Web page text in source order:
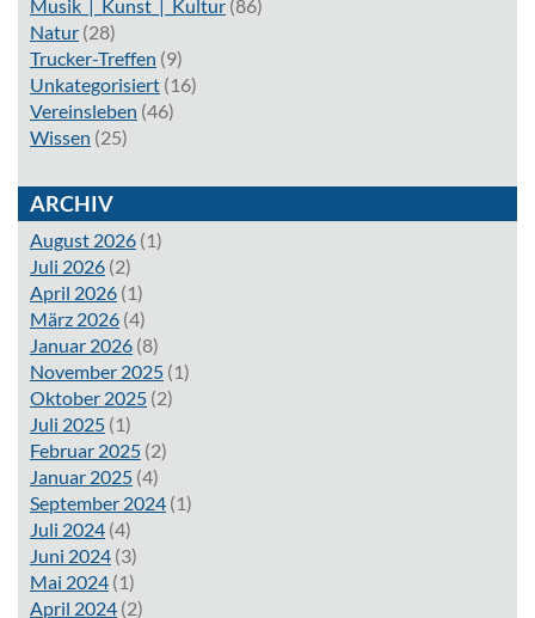
Musik_|_Kunst_|_Kultur (86)
Natur (28)
Trucker-Treffen (9)
Unkategorisiert (16)
Vereinsleben (46)
Wissen (25)
ARCHIV
August 2026 (1)
Juli 2026 (2)
April 2026 (1)
März 2026 (4)
Januar 2026 (8)
November 2025 (1)
Oktober 2025 (2)
Juli 2025 (1)
Februar 2025 (2)
Januar 2025 (4)
September 2024 (1)
Juli 2024 (4)
Juni 2024 (3)
Mai 2024 (1)
April 2024 (2)